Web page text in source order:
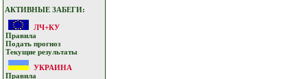
АКТИВНЫЕ ЗАБЕГИ:
ЛЧ+КУ
Прaвилa
Подать прoгнoз
Текущие результaты
УКРАИНА
Прaвилa